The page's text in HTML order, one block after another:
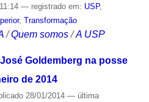
— registrado em: USP,
, Transformação
/Quem somos /A USP
Goldemberg na posse
de 2014
28/01/2014 — última